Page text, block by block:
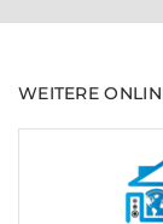
WEITERE